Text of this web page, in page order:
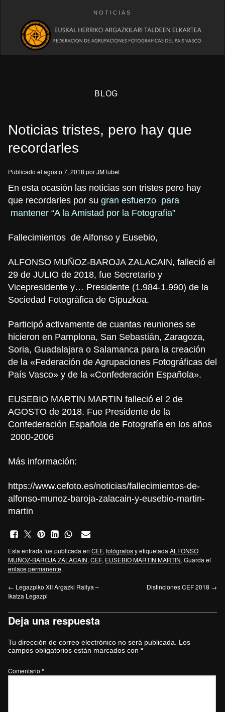
NOTICIAS
BLOG
Noticias tristes, pero hay que
recordarles
Publicado el agosto 7, 2018 porJMTubet
En esta ocasión las noticias son tristes pero hay
que recordarles por su gran esfuerzo para
mantener “A la Amistad por la Fotografia”
Fallecimientos de Alfonso y Eusebio,
ALFONSO MUÑOZ-BAROJA ZALACAIN, falleció el
29 de JULIO de 2018, fue Secretario y
Vicepresidente y… Presidente (1.984-1.990) de la
Sociedad Fotográfica de Gipuzkoa.
Participó activamente de cuantas reuniones se
hicieron en Pamplona, San Sebastián, Zaragoza,
Soria, Guadalajara o Salamanca para la creación
de la «Federación de Agrupaciones Fotográficas del
País Vasco» y de la «Confederación Española».
EUSEBIO MARTIN MARTIN falleció el 2 de
AGOSTO de 2018. Fue Presidente de la
Confederación Española de Fotografía en los años
2000-2006
Más información:
https://www.cefoto.es/noticias/fallecimientos-de-
alfonso-munoz-baroja-zalacain-y-eusebio-martin-
martin
Esta entrada fue publicada en CEF, fotógrafosy etiquetada ALFONSO
MUÑOZ-BAROJA ZALACAIN, CEF, EUSEBIO MARTIN MARTIN. Guarda el
enlace permanente.
← Legazpiko XII Argazki Rallya –
Ikatza Legazpi
Distinciones CEF 2018 →
Deja una respuesta
Tu dirección de correo electrónico no será publicada.
Los
campos obligatorios están marcados con *
Comentario *